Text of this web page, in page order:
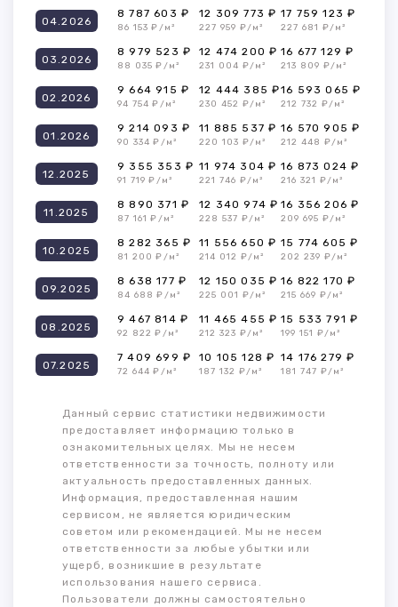
04.2026
8 787 603 ₽
86 153 ₽/м²
12 309 773 ₽
227 959 ₽/м²
17 759 123 ₽
227 681 ₽/м²
03.2026
8 979 523 ₽
88 035 ₽/м²
12 474 200 ₽
231 004 ₽/м²
16 677 129 ₽
213 809 ₽/м²
02.2026
9 664 915 ₽
94 754 ₽/м²
12 444 385 ₽
230 452 ₽/м²
16 593 065 ₽
212 732 ₽/м²
01.2026
9 214 093 ₽
90 334 ₽/м²
11 885 537 ₽
220 103 ₽/м²
16 570 905 ₽
212 448 ₽/м²
12.2025
9 355 353 ₽
91 719 ₽/м²
11 974 304 ₽
221 746 ₽/м²
16 873 024 ₽
216 321 ₽/м²
11.2025
8 890 371 ₽
87 161 ₽/м²
12 340 974 ₽
228 537 ₽/м²
16 356 206 ₽
209 695 ₽/м²
10.2025
8 282 365 ₽
81 200 ₽/м²
11 556 650 ₽
214 012 ₽/м²
15 774 605 ₽
202 239 ₽/м²
09.2025
8 638 177 ₽
84 688 ₽/м²
12 150 035 ₽
225 001 ₽/м²
16 822 170 ₽
215 669 ₽/м²
08.2025
9 467 814 ₽
92 822 ₽/м²
11 465 455 ₽
212 323 ₽/м²
15 533 791 ₽
199 151 ₽/м²
07.2025
7 409 699 ₽
72 644 ₽/м²
10 105 128 ₽
187 132 ₽/м²
14 176 279 ₽
181 747 ₽/м²
Данный сервис статистики недвижимости
предоставляет информацию только в
ознакомительных целях. Мы не несем
ответственности за точность, полноту или
актуальность предоставленных данных.
Информация, предоставленная нашим
сервисом, не является юридическим
советом или рекомендацией. Мы не несем
ответственности за любые убытки или
ущерб, возникшие в результате
использования нашего сервиса.
Пользователи должны самостоятельно